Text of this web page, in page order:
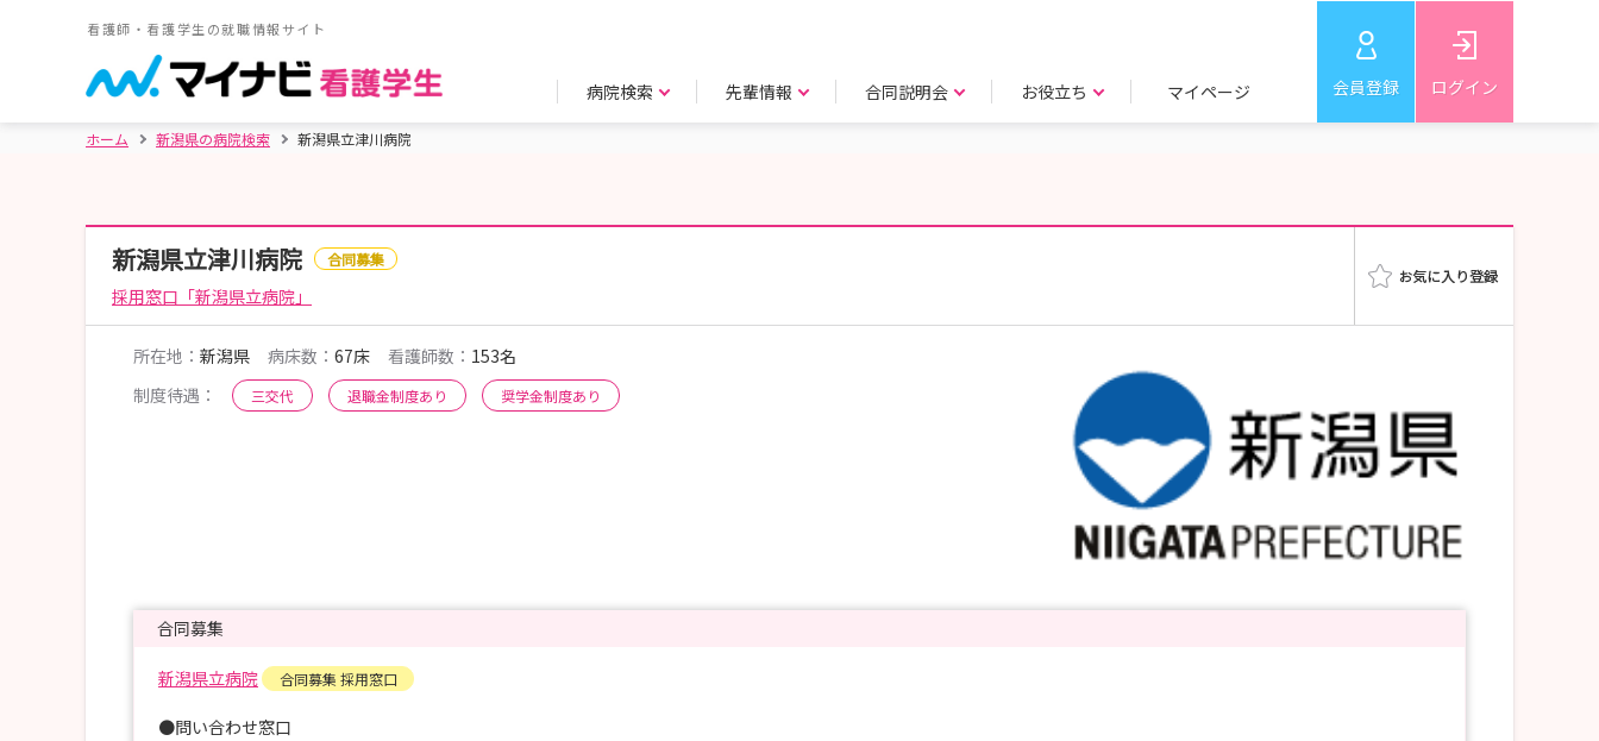
看護師・看護学生の就職情報サイト
病院検索 先輩情報 合同説明会 お役立ち マイページ 会員登録 ログイン
ホーム 新潟県の病院検索 新潟県立津川病院
新潟県立津川病院 合同募集
採用窓口「新潟県立病院」
所在地： 新潟県 病床数： 67床 看護師数： 153名
制度待遇：
三交代 退職金制度あり 奨学金制度あり
合同募集
新潟県立病院 合同募集 採用窓口
●問い合わせ窓口